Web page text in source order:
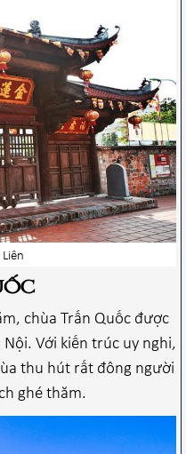
chùa Trấn Quốc được
Với kiến trúc uy nghi,
thu hút rất đông người
ghé thăm.